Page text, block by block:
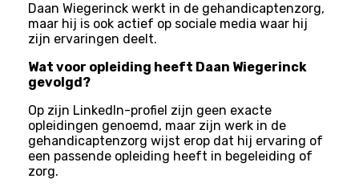
Daan Wiegerinck werkt in de gehandicaptenzorg,
maar hij is ook actief op sociale media waar hij
zijn ervaringen deelt.
Wat voor opleiding heeft Daan Wiegerinck
gevolgd?
Op zijn LinkedIn-profiel zijn geen exacte
opleidingen genoemd, maar zijn werk in de
gehandicaptenzorg wijst erop dat hij ervaring of
een passende opleiding heeft in begeleiding of
zorg.